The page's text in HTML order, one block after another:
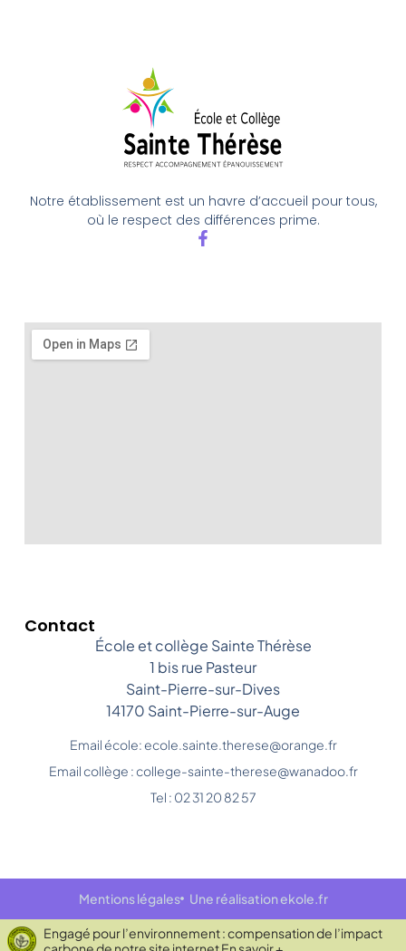
Notre établissement est un havre d’accueil pour tous,
où le respect des différences prime.
Contact
École et collège Sainte Thérèse
1 bis rue Pasteur
Saint-Pierre-sur-Dives
14170 Saint-Pierre-sur-Auge
Email école: ecole.sainte.therese@orange.fr
Email collège : college-sainte-therese@wanadoo.fr
Tel : 02 31 20 82 57
Mentions légales Une réalisation ekole.fr
Engagé pour l’environnement : compensation de l’impact